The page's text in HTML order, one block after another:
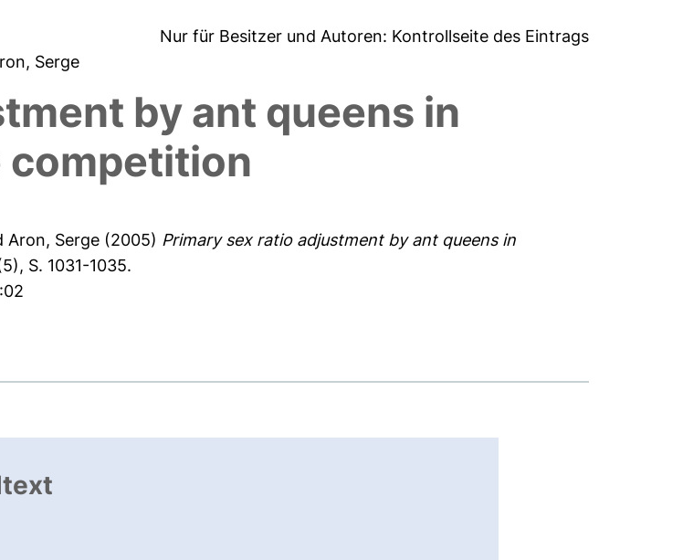
Nur für Besitzer und Autoren: Kontrollseite des Eintrags
Serge
by ant queens in
competition
Aron, Serge (2005) Primary sex ratio adjustment by ant queens in
S. 1031-1035.